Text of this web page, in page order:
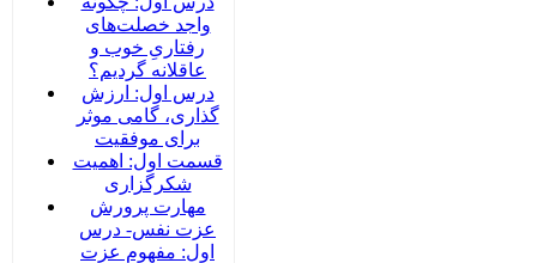
واجد خصلت‌های
رفتاریِ خوب و
عاقلانه گردیم؟
درس اول: ارزش
گذاری، گامی موثر
برای موفقیت
قسمت اول: اهمیت
شکرگزاری
مهارت پرورش
عزت نفس- درس
اول: مفهوم عزت